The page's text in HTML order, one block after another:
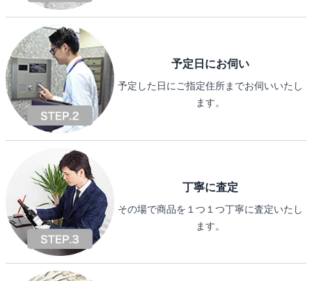
予定日にお伺い
予定した日にご指定住所までお伺いいたし
ます。
丁寧に査定
その場で商品を１つ１つ丁寧に査定いたし
ます。